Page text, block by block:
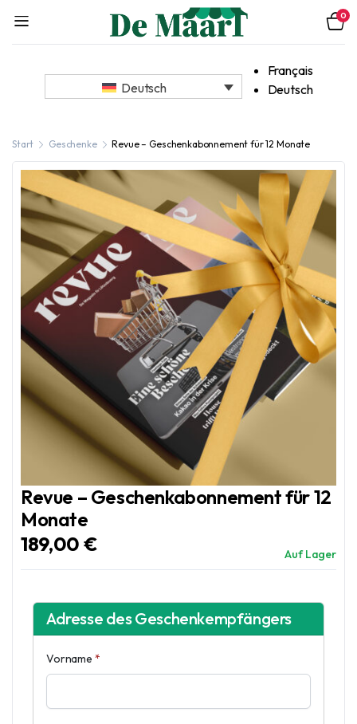
0
Deutsch
Français
Deutsch
Start Geschenke Revue – Geschenkabonnement für 12 Monate
Revue – Geschenkabonnement für 12
Monate
189,00 € Auf Lager
Adresse des Geschenkempfängers
Vorname *